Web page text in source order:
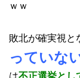
ｗｗ
敗北が確実視と
っていない